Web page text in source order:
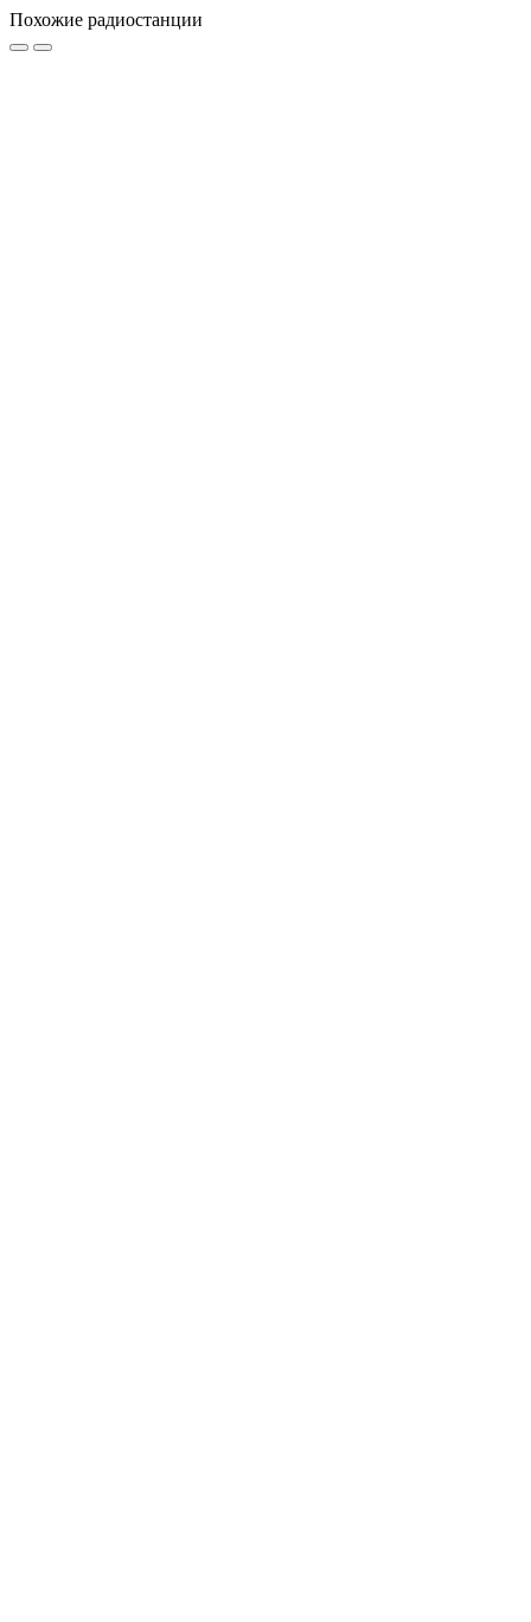
Похожие радиостанции